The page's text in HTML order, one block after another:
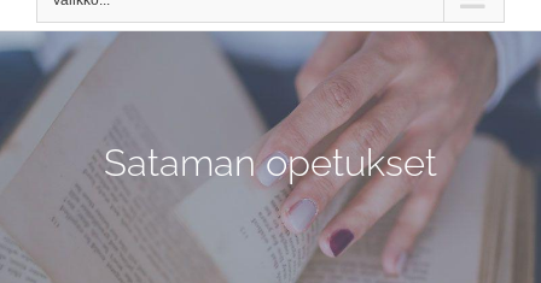
Sataman opetukset